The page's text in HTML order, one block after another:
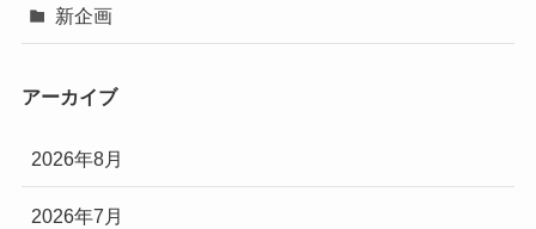
新企画
アーカイブ
2026年8月
2026年7月